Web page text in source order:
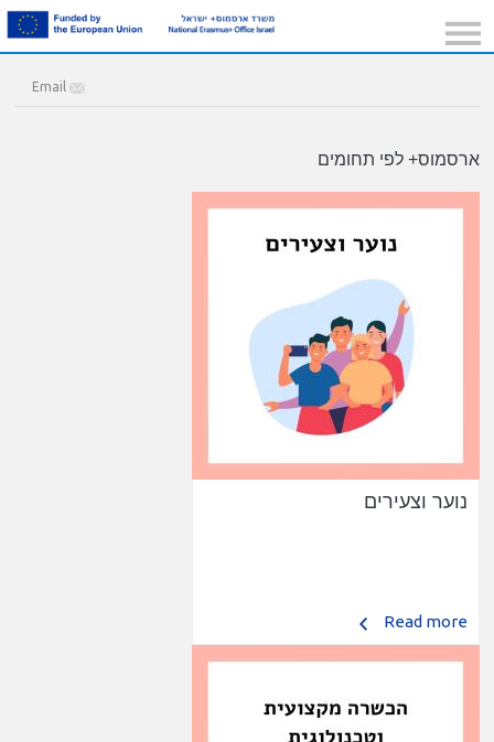
Email
ארסמוס+ לפי תחומים
נוער וצעירים
Read more